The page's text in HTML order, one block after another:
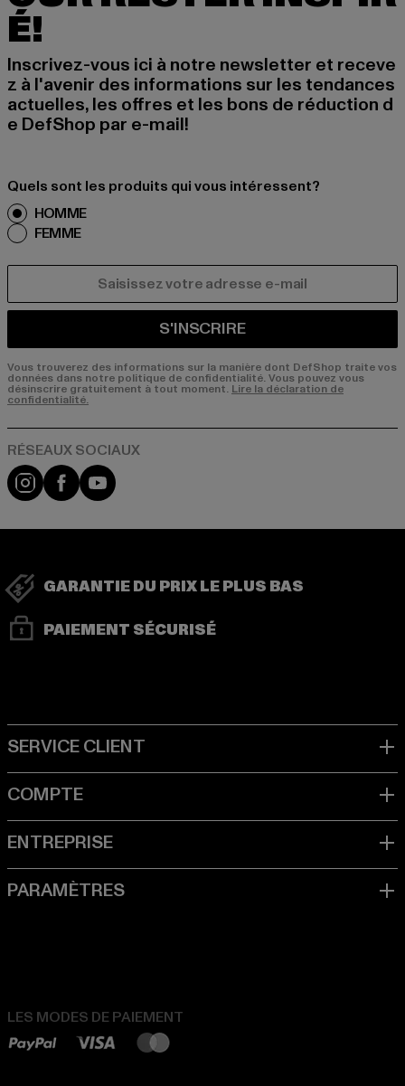
É!
Inscrivez-vous ici à notre newsletter et receve
z à l'avenir des informations sur les tendances
actuelles, les offres et les bons de réduction d
e DefShop par e-mail!
Quels sont les produits qui vous intéressent?
HOMME
FEMME
S'INSCRIRE
Vous trouverez des informations sur la manière dont DefShop traite vos
données dans notre politique de confidentialité. Vous pouvez vous
désinscrire gratuitement à tout moment. Lire la déclaration de
confidentialité.
Visit our Instagram page:
Visit our Facebook page:
Visit our YouTube channel:
GARANTIE DU PRIX LE PLUS BAS
PAIEMENT SÉCURISÉ
LES MODES DE PAIEMENT